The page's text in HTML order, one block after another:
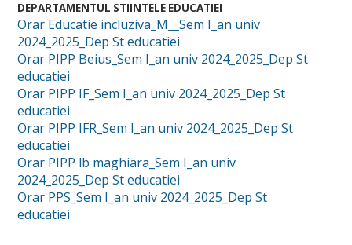
DEPARTAMENTUL STIINTELE EDUCATIEI
Orar Educatie incluziva_M__Sem I_an univ
2024_2025_Dep St educatiei
Orar PIPP Beius_Sem I_an univ 2024_2025_Dep St
educatiei
Orar PIPP IF_Sem I_an univ 2024_2025_Dep St
educatiei
Orar PIPP IFR_Sem I_an univ 2024_2025_Dep St
educatiei
Orar PIPP lb maghiara_Sem I_an univ
2024_2025_Dep St educatiei
Orar PPS_Sem I_an univ 2024_2025_Dep St
educatiei